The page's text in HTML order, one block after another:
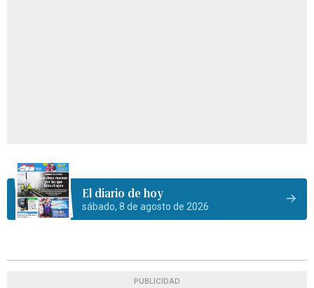
El diario de hoy
sábado, 8 de agosto de 2026
PUBLICIDAD